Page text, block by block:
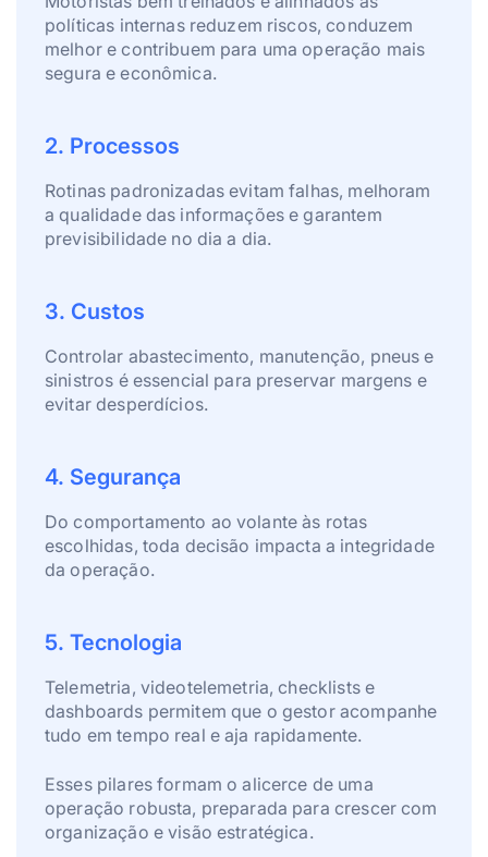
políticas internas reduzem riscos, conduzem
melhor e contribuem para uma operação mais
segura e econômica.
2. Processos
Rotinas padronizadas evitam falhas, melhoram
a qualidade das informações e garantem
previsibilidade no dia a dia.
3. Custos
Controlar abastecimento, manutenção, pneus e
sinistros é essencial para preservar margens e
evitar desperdícios.
4. Segurança
Do comportamento ao volante às rotas
escolhidas, toda decisão impacta a integridade
da operação.
5. Tecnologia
Telemetria, videotelemetria, checklists e
dashboards permitem que o gestor acompanhe
tudo em tempo real e aja rapidamente.
Esses pilares formam o alicerce de uma
operação robusta, preparada para crescer com
organização e visão estratégica.